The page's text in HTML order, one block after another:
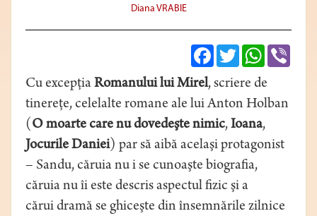
Diana VRABIE
FacebookTwitterWhatsApp
Cu excepţia Romanului lui Mirel, scriere de
tinereţe, celelalte romane ale lui Anton Holban
(O moarte care nu dovedeşte nimic,Ioana,
Jocurile Daniei) par să aibă acelaşi protagonist
– Sandu, căruia nu i se cunoaşte biografia,
căruia nu îi este descris aspectul fizic şi a
cărui dramă se ghiceşte din însemnările zilnice